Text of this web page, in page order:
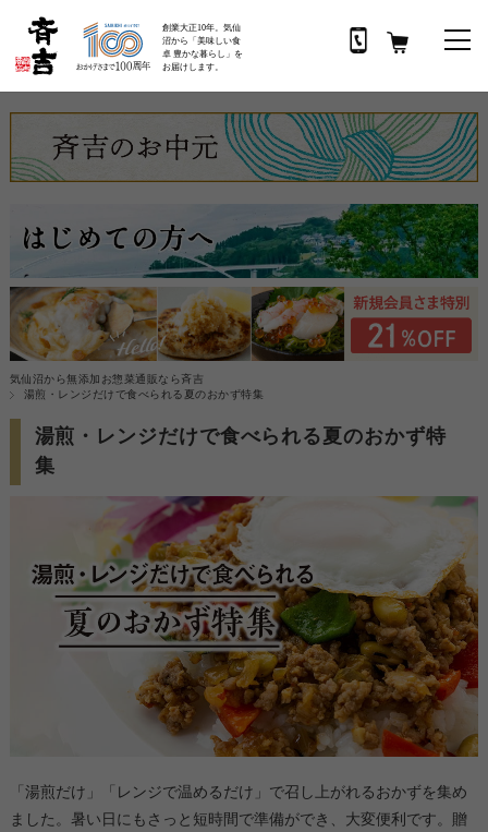
創業大正10年。気仙
沼から「美味しい食
卓 豊かな暮らし」を
お届けします。
気仙沼から無添加お惣菜通販なら斉吉
湯煎・レンジだけで食べられる夏のおかず特集
湯煎・レンジだけで食べられる夏のおかず特
集
「湯煎だけ」「レンジで温めるだけ」で召し上がれるおかずを集め
ました。暑い日にもさっと短時間で準備ができ、大変便利です。贈